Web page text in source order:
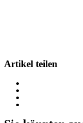
Artikel teilen